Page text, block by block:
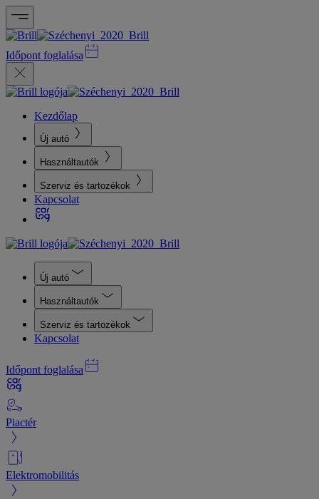
Időpont foglalása
Kezdőlap
Új autó
Használtautók
Szerviz és tartozékok
Kapcsolat
Új autó
Használtautók
Szerviz és tartozékok
Kapcsolat
Időpont foglalása
Piactér
Elektromobilitás